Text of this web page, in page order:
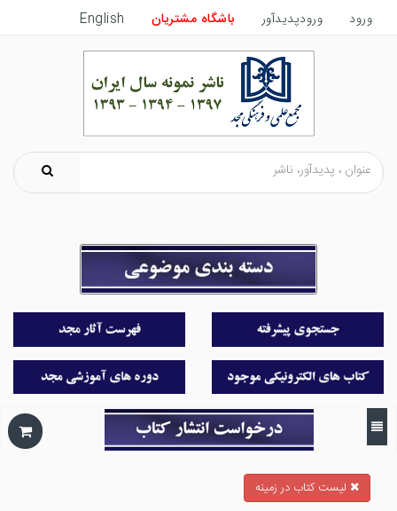
ورود ورودپدیدآور باشگاه مشتریان English
ليست كتاب در زمينه